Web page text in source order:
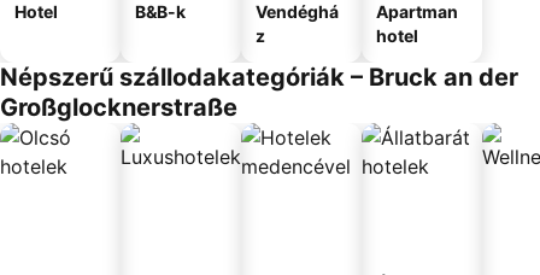
Hotel B&B-k
Vendéghá
z
Apartman
hotel
Népszerű szállodakategóriák – Bruck an der
Großglocknerstraße